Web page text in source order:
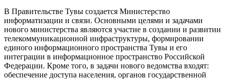
В Правительстве Тувы создается Министерство
информатизации и связи. Основными целями и задачами
нового министерства являются участие в создании и развитии
телекоммуникационной инфраструктуры, формировании
единого информационного пространства Тувы и его
интеграции в информационное пространство Российской
Федерации. Кроме того, в задачи нового ведомства входят:
обеспечение доступа населения, органов государственной